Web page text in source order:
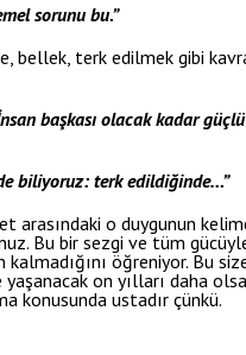
sorunu bu.”
bellek, terk edilmek gibi
başkası olacak kadar
biliyoruz: terk edildiğinde…”
arasındaki o duygunun
Bu bir sezgi ve tüm
öğreniyor. Bu
on yılları daha
konusunda ustadır çünkü.